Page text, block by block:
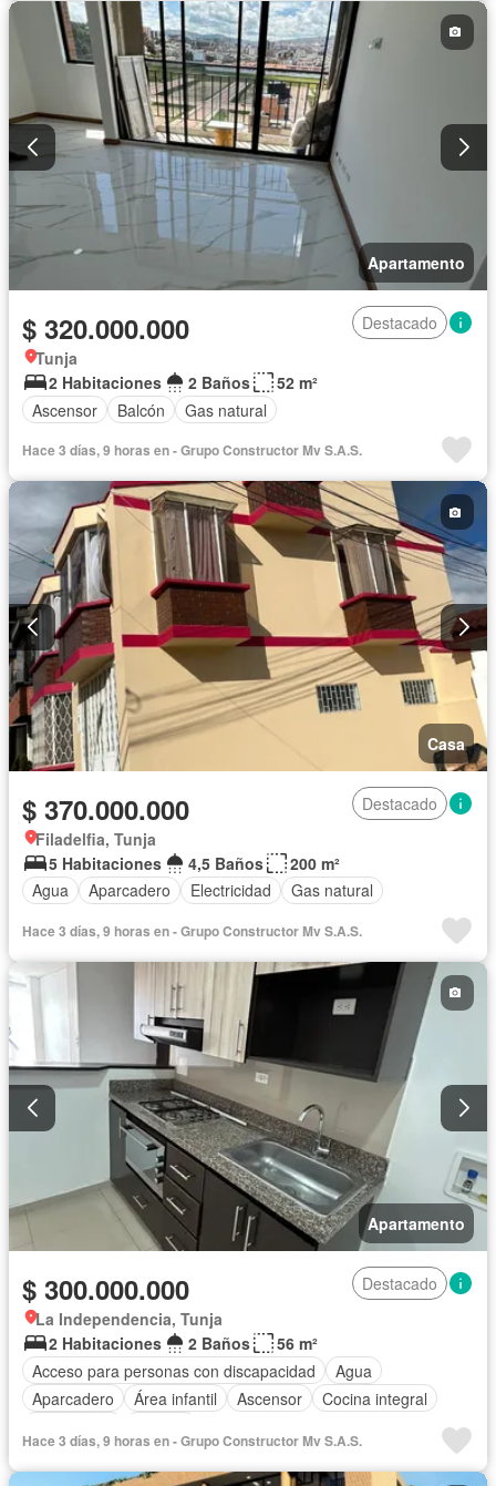
Tanque de agua Terraza
Apartamento
$ 320.000.000
Destacado
Tunja
2 Habitaciones
2 Baños
52 m²
Ascensor
Balcón Gas natural
Hace 3 días, 9 horas en - Grupo Constructor Mv S.A.S.
Casa
$ 370.000.000
Destacado
Filadelfia, Tunja
5 Habitaciones
4,5 Baños
200 m²
Agua
Aparcadero Electricidad Gas natural
Hace 3 días, 9 horas en - Grupo Constructor Mv S.A.S.
Apartamento
$ 300.000.000
Destacado
La Independencia, Tunja
2 Habitaciones
2 Baños
56 m²
Acceso para personas con discapacidad
Agua
Aparcadero
Área infantil Ascensor
Cocina integral
Hace 3 días, 9 horas en - Grupo Constructor Mv S.A.S.